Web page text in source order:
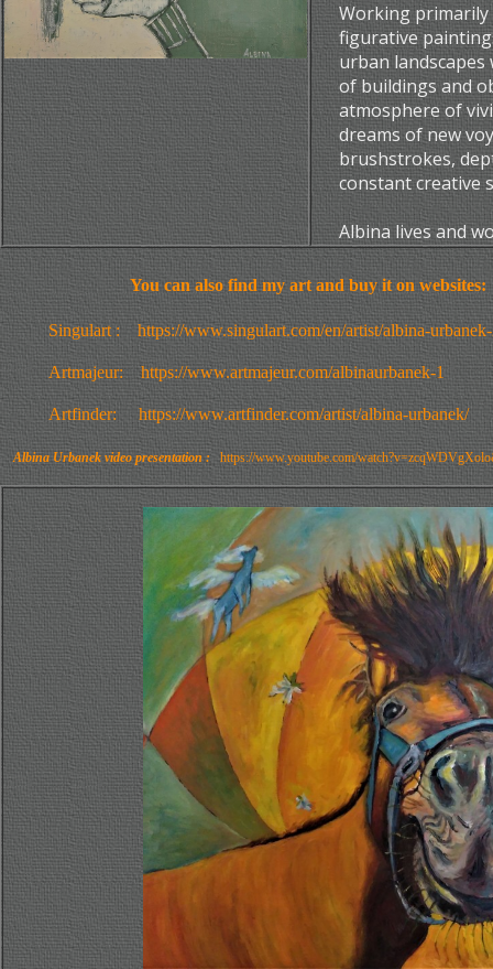
Working primarily
figurative
urban
of buildings and
atmosphere of
dreams of new
brushstrokes,
constant creative
Albina lives and
You can also find my art and buy it on websites:
Singulart : https://www.singulart.com/en/artist/albina-
Artmajeur: https://www.artmajeur.com/albinaurbanek-1
Artfinder: https://www.artfinder.com/artist/albina-urbanek/
Albina Urbanek video presentation :https://www.youtube.com/